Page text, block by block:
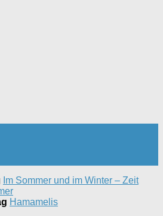
Im Sommer und im Winter – Zeit
Hamamelis